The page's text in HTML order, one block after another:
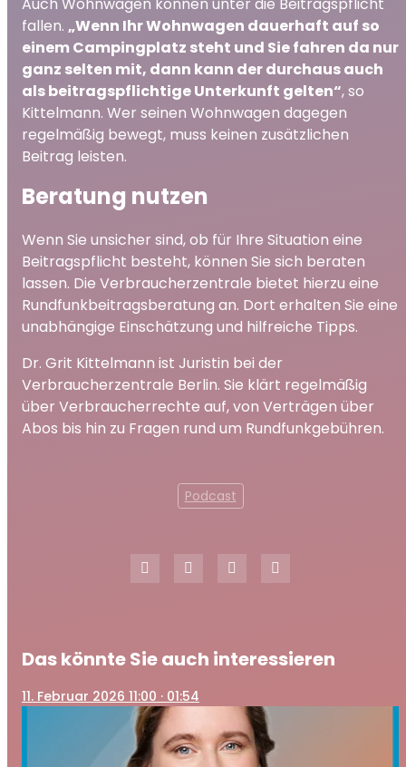
Auch Wohnwagen können unter die Beitragspflicht
fallen. „Wenn Ihr Wohnwagen dauerhaft auf so
einem Campingplatz steht und Sie fahren da nur
ganz selten mit, dann kann der durchaus auch
als beitragspflichtige Unterkunft gelten“, so
Kittelmann. Wer seinen Wohnwagen dagegen
regelmäßig bewegt, muss keinen zusätzlichen
Beitrag leisten.
Beratung nutzen
Wenn Sie unsicher sind, ob für Ihre Situation eine
Beitragspflicht besteht, können Sie sich beraten
lassen. Die Verbraucherzentrale bietet hierzu eine
Rundfunkbeitragsberatung an. Dort erhalten Sie eine
unabhängige Einschätzung und hilfreiche Tipps.
Dr. Grit Kittelmann ist Juristin bei der
Verbraucherzentrale Berlin. Sie klärt regelmäßig
über Verbraucherrechte auf, von Verträgen über
Abos bis hin zu Fragen rund um Rundfunkgebühren.
Podcast
Das könnte Sie auch interessieren
11. Februar 2026 11:00 · 01:54